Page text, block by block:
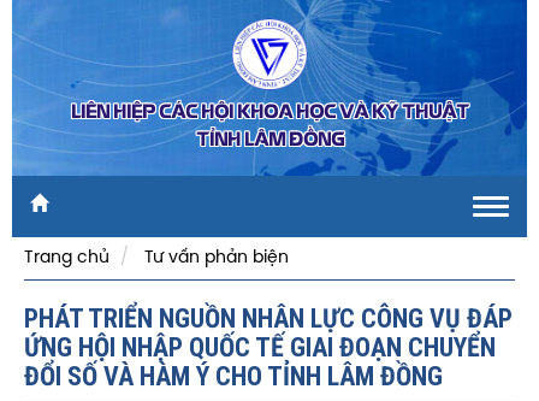
LIÊN HIỆP CÁC HỘI KHOA HỌC VÀ KỸ THUẬT
TỈNH LÂM ĐỒNG
Trang chủ
Tư vấn phản biện
PHÁT TRIỂN NGUỒN NHÂN LỰC CÔNG VỤ ĐÁP
ỨNG HỘI NHẬP QUỐC TẾ GIAI ĐOẠN CHUYỂN
ĐỔI SỐ VÀ HÀM Ý CHO TỈNH LÂM ĐỒNG